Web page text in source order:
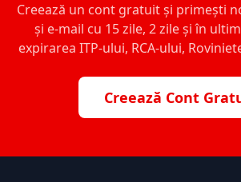
Creează un cont gratuit și primești
și e-mail cu 15 zile, 2 zile și în
expirarea ITP-ului, RCA-ului,
Creează Cont